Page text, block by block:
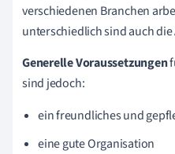
verschiedenen Branchen
unterschiedlich sind auch
Generelle Voraussetzungen
sind jedoch:
ein freundliches und
eine gute Organisation